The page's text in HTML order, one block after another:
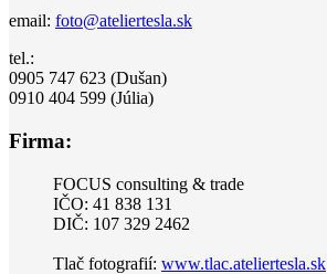
email: foto@ateliertesla.sk
tel.:
0905 747 623 (Dušan)
0910 404 599 (Júlia)
Firma:
FOCUS consulting & trade
IČO: 41 838 131
DIČ: 107 329 2462
Tlač fotografií: www.tlac.ateliertesla.sk